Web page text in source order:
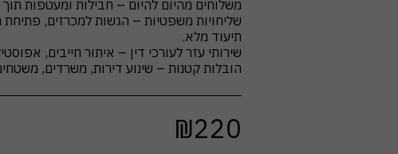
שליחויות משפטיות – הגשות למכרזים,
הובלות קטנות – שינוע דירות, משרדים,
₪220